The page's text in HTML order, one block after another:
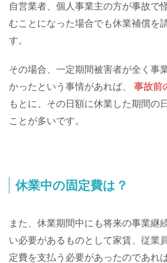
自営業者、個人事業主の方が事故で
むことになった場合でも休業補償を
す。
その場合、一定期間被害者が全く事
かったという事情があれば、 事故前
もとに、その日額に休業した期間の
ことが多いです。
休業中の固定費は？
また、休業期間中にも将来の事業継
い必要があるものとして家賃、従業
定費を支払う必要があったのであれ